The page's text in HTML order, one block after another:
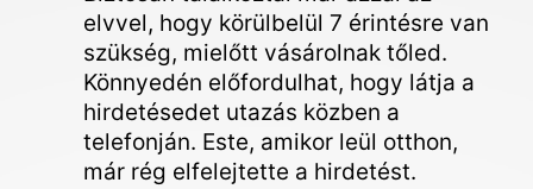
elvvel, hogy körülbelül 7 érintésre van
szükség, mielőtt vásárolnak tőled.
Könnyedén előfordulhat, hogy látja a
hirdetésedet utazás közben a
telefonján. Este, amikor leül otthon,
már rég elfelejtette a hirdetést.